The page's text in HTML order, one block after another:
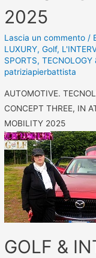
2025
Lascia un commento /
LUXURY,Golf,
SPORTS,TECNOLOGY
patriziapierbattista
AUTOMOTIVE.
CONCEPT THREE, IN
MOBILITY 2025
GOLF &